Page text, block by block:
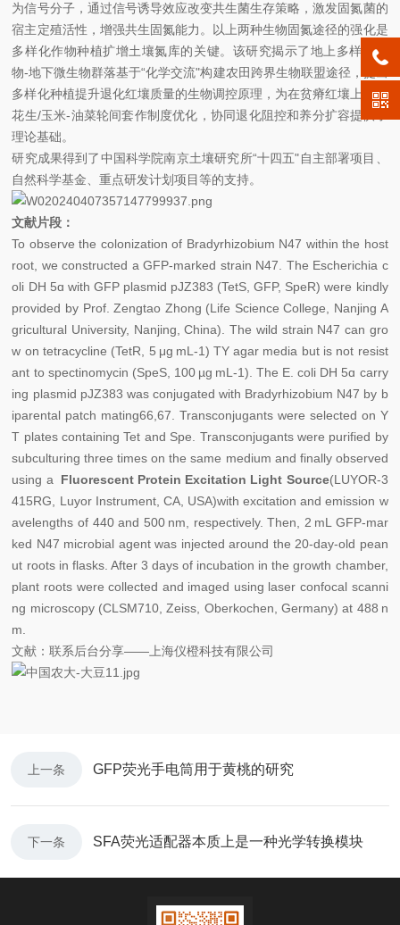
为信号分子，通过信号诱导效应改变共生菌生存策略，激发固氮菌的
宿主定殖活性，增强共生固氮能力。以上两种生物固氮途径的强化是
多样化作物种植扩增土壤氮库的关键。该研究揭示了地上多样化植
物-地下微生物群落基于“化学交流"构建农田跨界生物联盟途径，提出
多样化种植提升退化红壤质量的生物调控原理，为在贫瘠红壤上建立
花生/玉米-油菜轮间套作制度优化，协同退化阻控和养分扩容提供了
理论基础。
研究成果得到了中国科学院南京土壤研究所“十四五"自主部署项目、
自然科学基金、重点研发计划项目等的支持。
文献片段：
To observe the colonization of Bradyrhizobium N47 within the host
root, we constructed a GFP-marked strain N47. The Escherichia c
oli DH 5ɑ with GFP plasmid pJZ383 (TetS, GFP, SpeR) were kindly
provided by Prof. Zengtao Zhong (Life Science College, Nanjing A
gricultural University, Nanjing, China). The wild strain N47 can gro
w on tetracycline (TetR, 5 μg mL-1) TY agar media but is not resist
ant to spectinomycin (SpeS, 100 µg mL-1). The E. coli DH 5ɑ carry
ing plasmid pJZ383 was conjugated with Bradyrhizobium N47 by b
iparental patch mating66,67. Transconjugants were selected on Y
T plates containing Tet and Spe. Transconjugants were purified by
subculturing three times on the same medium and finally observed
using a Fluorescent Protein Excitation Light Source(LUYOR-3
415RG, Luyor Instrument, CA, USA)with excitation and emission w
avelengths of 440 and 500 nm, respectively. Then, 2 mL GFP-mar
ked N47 microbial agent was injected around the 20-day-old pean
ut roots in flasks. After 3 days of incubation in the growth chamber,
plant roots were collected and imaged using laser confocal scanni
ng microscopy (CLSM710, Zeiss, Oberkochen, Germany) at 488 n
m.
文献：联系后台分享——上海仪橙科技有限公司
上一条 GFP荧光手电筒用于黄桃的研究
下一条 SFA荧光适配器本质上是一种光学转换模块